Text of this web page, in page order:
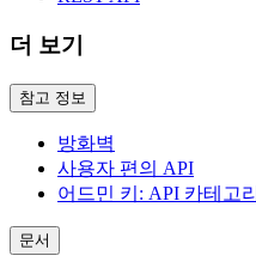
더 보기
참고 정보
방화벽
사용자 편의 API
어드민 키: API 카테고리
문서